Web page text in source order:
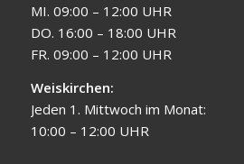
MI. 09:00 – 12:00 UHR
DO. 16:00 – 18:00 UHR
FR. 09:00 – 12:00 UHR
Weiskirchen:
Jeden 1. Mittwoch im Monat:
10:00 – 12:00 UHR